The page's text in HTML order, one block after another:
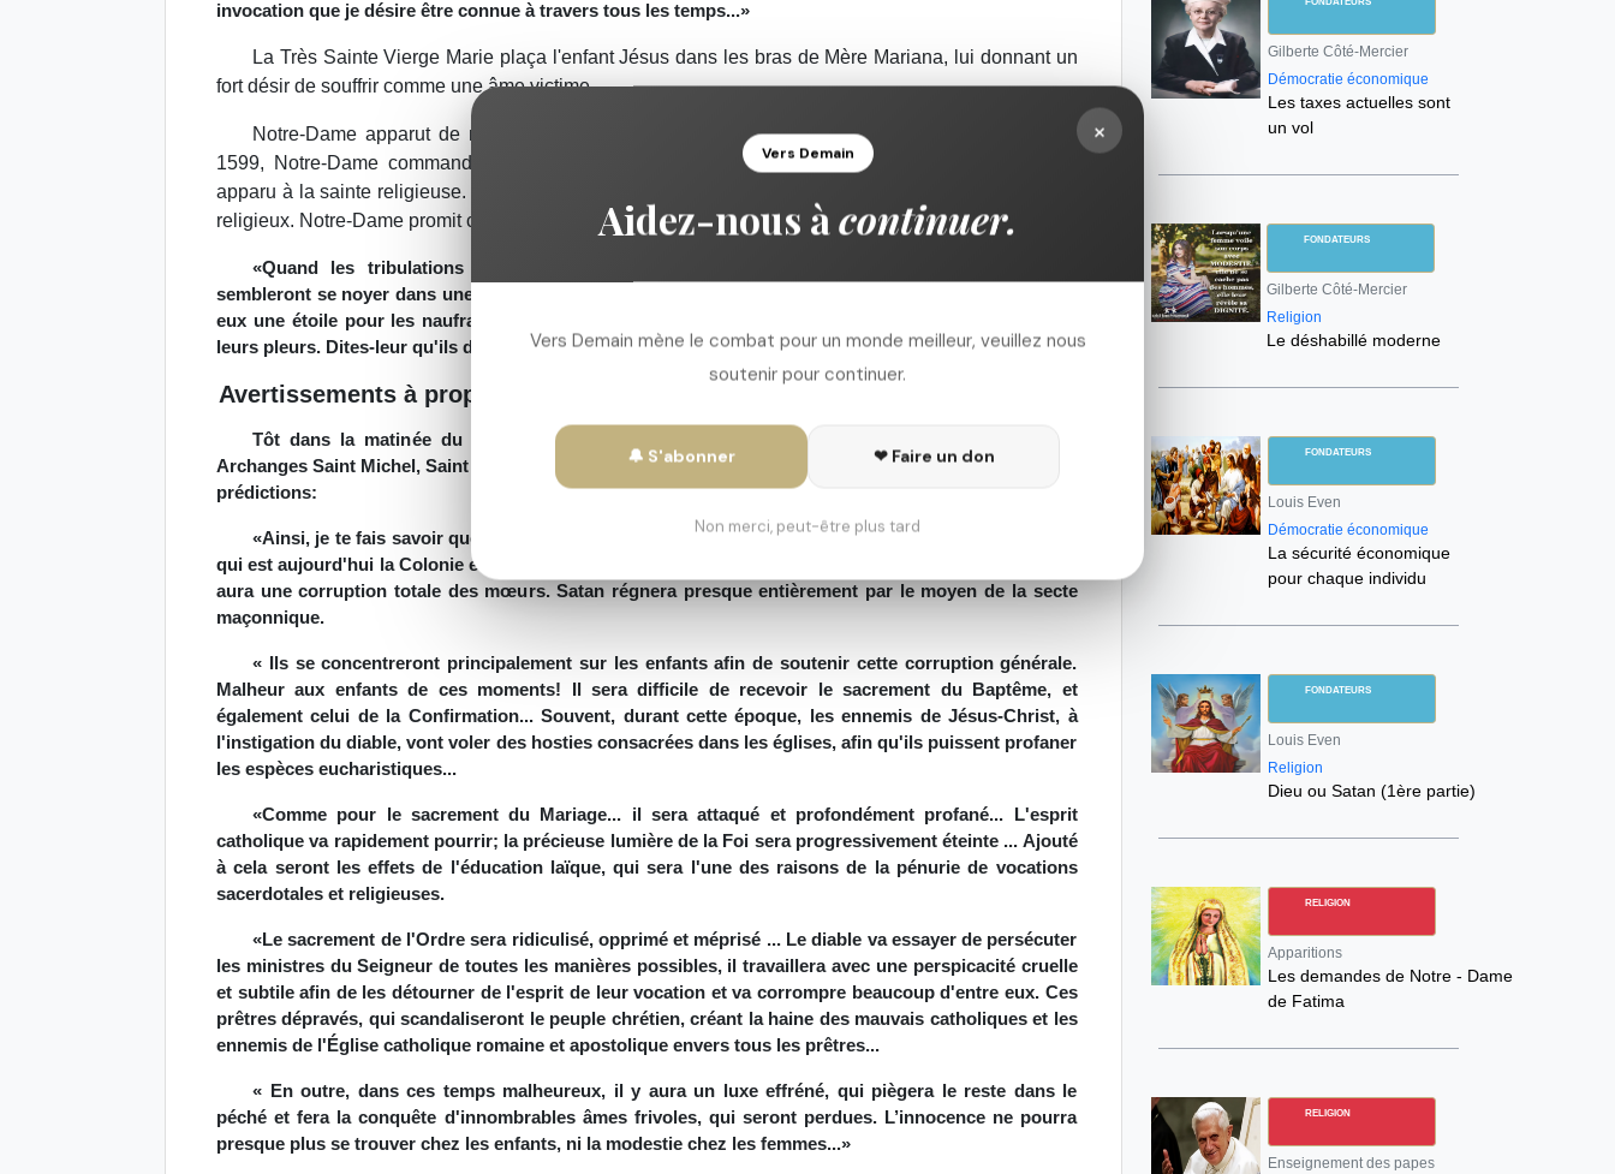
×
Vers Demain
Aidez-nous àcontinuer.
Vers Demain mène le combat pour un monde meilleur, veuillez nous
soutenir pour continuer.
🔔 S'abonner ❤ Faire un don
Non merci, peut-être plus tard
invocation que je désire être connue à travers tous les temps...»
La Très Sainte Vierge Marie plaça l'enfant Jésus dans les bras de Mère Mariana, lui donnant un
fort désir de souffrir comme une âme victime.
Notre-Dame apparut de nombreuses fois à Mère Mariana. Lors de l'apparition du 16 Janvier
1599, Notre-Dame commanda à Mère Mariana d'avoir une statue la montrant comme elle avait
apparu à la sainte religieuse. Elle lui ordonna alors de mesurer sa taille avec le cordon de son habit
religieux. Notre-Dame promit ce qui suit:
«Quand les tribulations de l'esprit et les souffrances du corps les opprimeront et qu’ils
sembleront se noyer dans une mer sans fond, laissez-les contempler Mon image sainte, qui sera pour
eux une étoile pour les naufragés. Je serai toujours là, prête à écouter leurs lamentations et calmer
leurs pleurs. Dites-leur qu'ils doivent toujours avoir recours à leur Mère avec foi et amour...»
Avertissements à propos du 20ème Siècle
Tôt dans la matinée du 21 Janvier 1610, Mère Mariana fut favorisée par une apparition des
Archanges Saint Michel, Saint Gabriel et Saint Raphaël. Puis Notre-Dame apparut et fit de nombreuses
prédictions:
«Ainsi, je te fais savoir que dès la fin du 19ème siècle et peu après le milieu du 20e siècle, dans ce
qui est aujourd'hui la Colonie et sera alors la République de l'Équateur, les passions vont éclater et il y
aura une corruption totale des mœurs. Satan régnera presque entièrement par le moyen de la secte
maçonnique.
« Ils se concentreront principalement sur les enfants afin de soutenir cette corruption générale.
Malheur aux enfants de ces moments! Il sera difficile de recevoir le sacrement du Baptême, et
également celui de la Confirmation... Souvent, durant cette époque, les ennemis de Jésus-Christ, à
l'instigation du diable, vont voler des hosties consacrées dans les églises, afin qu'ils puissent profaner
les espèces eucharistiques...
«Comme pour le sacrement du Mariage... il sera attaqué et profondément profané... L'esprit
catholique va rapidement pourrir; la précieuse lumière de la Foi sera progressivement éteinte ... Ajouté
à cela seront les effets de l'éducation laïque, qui sera l'une des raisons de la pénurie de vocations
sacerdotales et religieuses.
«Le sacrement de l'Ordre sera ridiculisé, opprimé et méprisé ... Le diable va essayer de persécuter
les ministres du Seigneur de toutes les manières possibles, il travaillera avec une perspicacité cruelle
et subtile afin de les détourner de l'esprit de leur vocation et va corrompre beaucoup d'entre eux. Ces
prêtres dépravés, qui scandaliseront le peuple chrétien, créant la haine des mauvais catholiques et les
ennemis de l'Église catholique romaine et apostolique envers tous les prêtres...
« En outre, dans ces temps malheureux, il y aura un luxe effréné, qui piègera le reste dans le
péché et fera la conquête d'innombrables âmes frivoles, qui seront perdues. L’innocence ne pourra
presque plus se trouver chez les enfants, ni la modestie chez les femmes...»
Gilberte Côté-Mercier
Démocratie économique
Les taxes actuelles sont
un vol
FONDATEURS
Gilberte Côté-Mercier
Religion
Le déshabillé moderne
FONDATEURS
Louis Even
Démocratie économique
La sécurité économique
pour chaque individu
FONDATEURS
Louis Even
Religion
Dieu ou Satan (1ère partie)
RELIGION
Apparitions
Les demandes de Notre - Dame
de Fatima
RELIGION
Enseignement des papes